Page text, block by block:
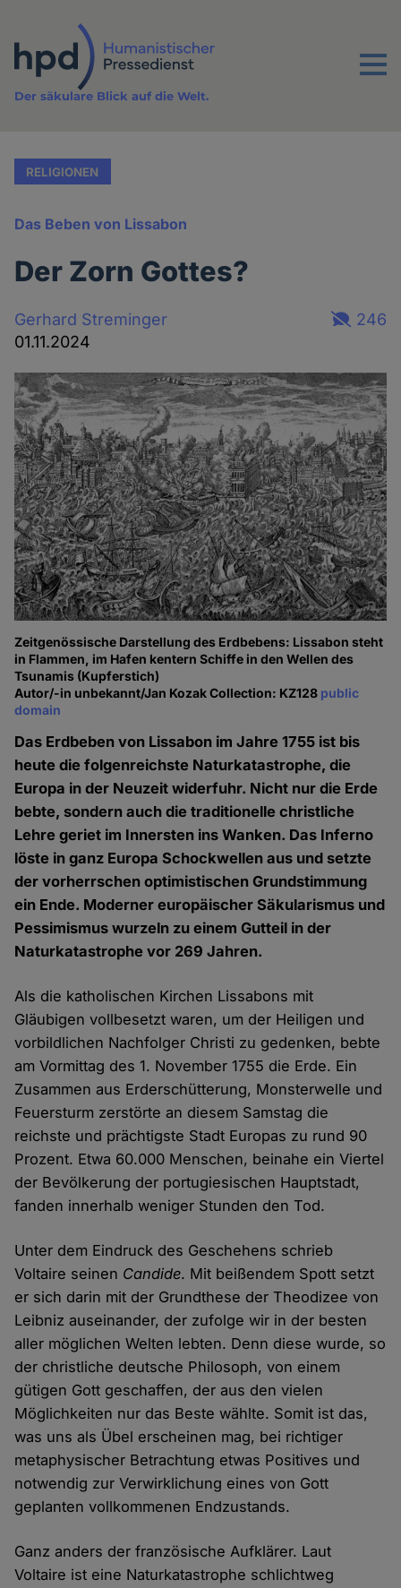
Inhalt
Menu
Der säkulare Blick auf die Welt.
RELIGIONEN
Das Beben von Lissabon
Der Zorn Gottes?
Gerhard Streminger
01.11.2024
246
Zeitgenössische Darstellung des Erdbebens: Lissabon steht
in Flammen, im Hafen kentern Schiffe in den Wellen des
Tsunamis (Kupferstich)
Autor/-in unbekannt/Jan Kozak Collection: KZ128 public
domain
Das Erdbeben von Lissabon im Jahre 1755 ist bis
heute die folgenreichste Naturkatastrophe, die
Europa in der Neuzeit widerfuhr. Nicht nur die Erde
bebte, sondern auch die traditionelle christliche
Lehre geriet im Innersten ins Wanken. Das Inferno
löste in ganz Europa Schockwellen aus und setzte
der vorherrschen optimistischen Grundstimmung
ein Ende. Moderner europäischer Säkularismus und
Pessimismus wurzeln zu einem Gutteil in der
Naturkatastrophe vor 269 Jahren.
Als die katholischen Kirchen Lissabons mit
Gläubigen vollbesetzt waren, um der Heiligen und
vorbildlichen Nachfolger Christi zu gedenken, bebte
am Vormittag des 1. November 1755 die Erde. Ein
Zusammen aus Erderschütterung, Monsterwelle und
Feuersturm zerstörte an diesem Samstag die
reichste und prächtigste Stadt Europas zu rund 90
Prozent. Etwa 60.000 Menschen, beinahe ein Viertel
der Bevölkerung der portugiesischen Hauptstadt,
fanden innerhalb weniger Stunden den Tod.
Unter dem Eindruck des Geschehens schrieb
Voltaire seinen Candide. Mit beißendem Spott setzt
er sich darin mit der Grundthese der Theodizee von
Leibniz auseinander, der zufolge wir in der besten
aller möglichen Welten lebten. Denn diese wurde, so
der christliche deutsche Philosoph, von einem
gütigen Gott geschaffen, der aus den vielen
Möglichkeiten nur das Beste wählte. Somit ist das,
was uns als Übel erscheinen mag, bei richtiger
metaphysischer Betrachtung etwas Positives und
notwendig zur Verwirklichung eines von Gott
geplanten vollkommenen Endzustands.
Ganz anders der französische Aufklärer. Laut
Voltaire ist eine Naturkatastrophe schlichtweg